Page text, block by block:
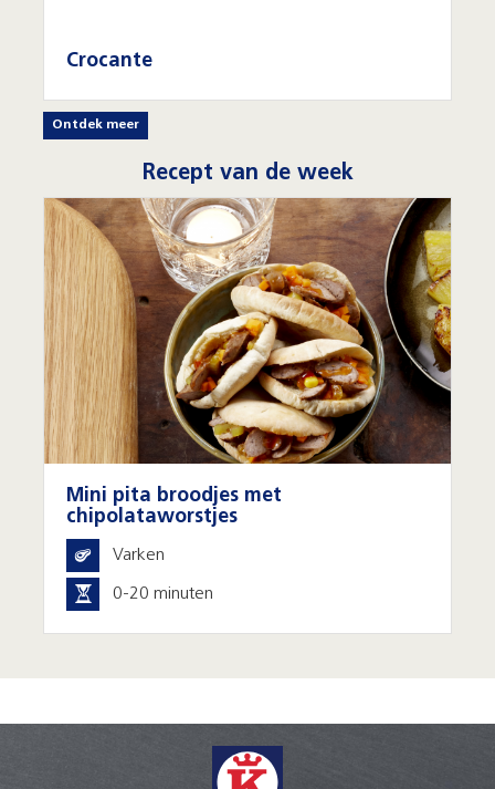
Crocante
Ontdek meer
Recept van de week
Mini pita broodjes met
chipolataworstjes
Varken
0-20 minuten